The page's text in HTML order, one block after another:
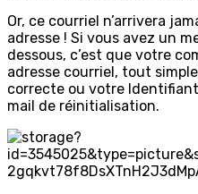
Or, ce courriel n’arrivera
adresse ! Si vous avez un
dessous, c’est que votre
adresse courriel, tout
correcte ou votre
mail de réinitialisation.